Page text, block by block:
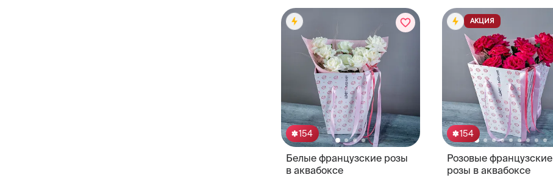
154
Белые французские розы
в аквабоксе
154
Розовые французские
розы в аквабоксе
АКЦИЯ